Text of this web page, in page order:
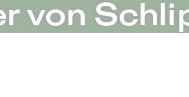
| Freies Theater
von